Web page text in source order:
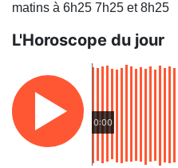
matins à 6h25 7h25 et 8h25
L'Horoscope du jour
0:00